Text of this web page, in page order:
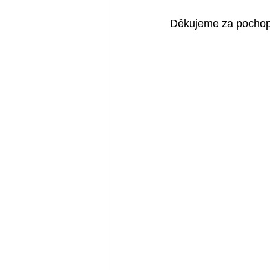
Děkujeme za